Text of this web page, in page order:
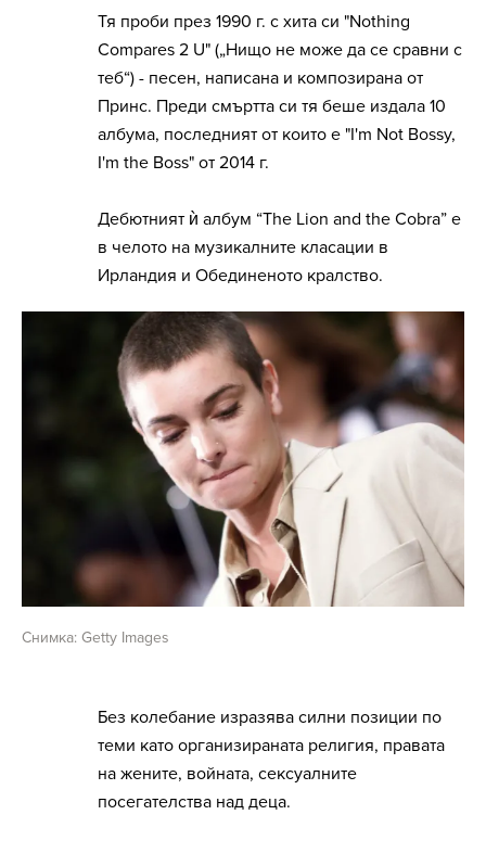
Тя проби през 1990 г. с хита си "Nothing
Compares 2 U" („Нищо не може да се сравни с
теб“) - песен, написана и композирана от
Принс. Преди смъртта си тя беше издала 10
албума, последният от които е "I'm Not Bossy,
I'm the Boss" от 2014 г.
Дебютният ѝ албум “The Lion and the Cobra” е
в челото на музикалните класации в
Ирландия и Обединеното кралство.
Снимка: Getty Images
Без колебание изразява силни позиции по
теми като организираната религия, правата
на жените, войната, сексуалните
посегателства над деца.